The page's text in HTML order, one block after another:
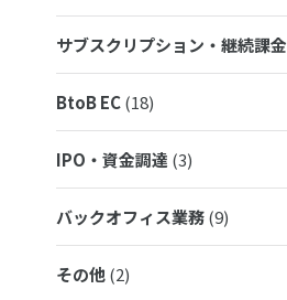
サブスクリプション・継続課金
BtoB EC(18)
IPO・資金調達 (3)
バックオフィス業務(9)
その他(2)